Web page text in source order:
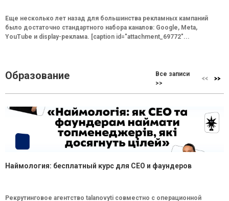
Еще несколько лет назад для большинства рекламных кампаний
было достаточно стандартного набора каналов: Google, Meta,
YouTube и display-реклама. [caption id="attachment_69772"...
Образование
Все записи
>>
Наймология: бесплатный курс для CEO и фаундеров
Рекрутинговое агентство talanovyti совместно с операционной